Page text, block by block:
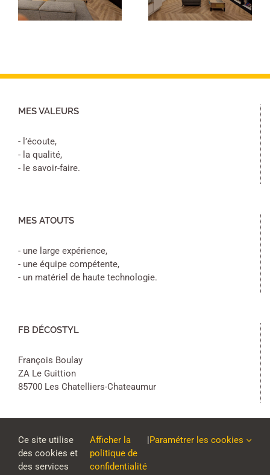
séjour
MES VALEURS
- l’écoute,
- la qualité,
- le savoir-faire.
MES ATOUTS
- une large expérience,
- une équipe compétente,
- un matériel de haute technologie.
FB DÉCOSTYL
François Boulay
ZA Le Guittion
85700 Les Chatelliers-Chateaumur
Ce site utilise
des cookies et
des services
Afficher la
politique de
confidentialité
|Paramétrer les cookies